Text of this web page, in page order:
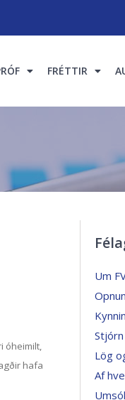
FRÉTTIR
óheimilt,
hafa
Um
Lög
Af